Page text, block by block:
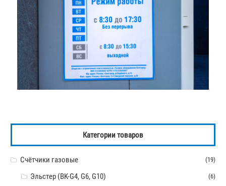
Категории товаров
Счётчики газовые (19)
Эльстер (BK-G4, G6, G10) (6)